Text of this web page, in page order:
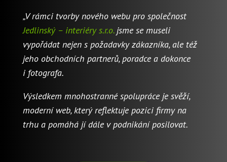
„V rámci tvorby nového webu pro společnost
Jedlinský – interiéry s.r.o.jsme se museli
vypořádat nejen s požadavky zákazníka, ale též
jeho obchodních partnerů, poradce a dokonce
i fotografa.
Výsledkem mnohostranné spolupráce je svěží,
moderní web, který reflektuje pozici firmy na
trhu a pomáhá jí dále v podnikání posilovat.